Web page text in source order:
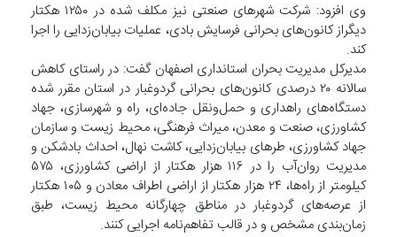
وی افزود: شرکت شهر‌های صنعتی نیز مکلف شده در ۱۲۵۰ هکتار
دیگراز کانون‌های بحرانی فرسایش بادی، عملیات بیابان‌زدایی را اجرا
کند.
مدیرکل مدیریت بحران استانداری اصفهان گفت: در راستای کاهش
سالانه ۲۰ درصدی کانون‌های بحرانی گردوغبار در استان مقرر شده
دستگاه‌های راهداری و حمل‌ونقل جاده‌ای، راه و شهرسازی، جهاد
کشاورزی، صنعت و معدن، میراث فرهنگی، محیط زیست و سازمان
جهاد کشاورزی، طر‌های بیابان‌زدایی، کاشت نهال، احداث بادشکن و
مدیریت روان‌آب را در ۱۱۶ هزار هکتار از اراضی کشاورزی، ۵۷۵
کیلومتر از راه‌ها، ۲۴ هزار هکتار از اراضی اطراف معادن و ۱۰۵ هکتار
از عرصه‌های گردوغبار در مناطق چهارگانه محیط زیست، طبق
زمان‌بندی مشخص و در قالب تفاهم‌نامه اجرایی کنند.